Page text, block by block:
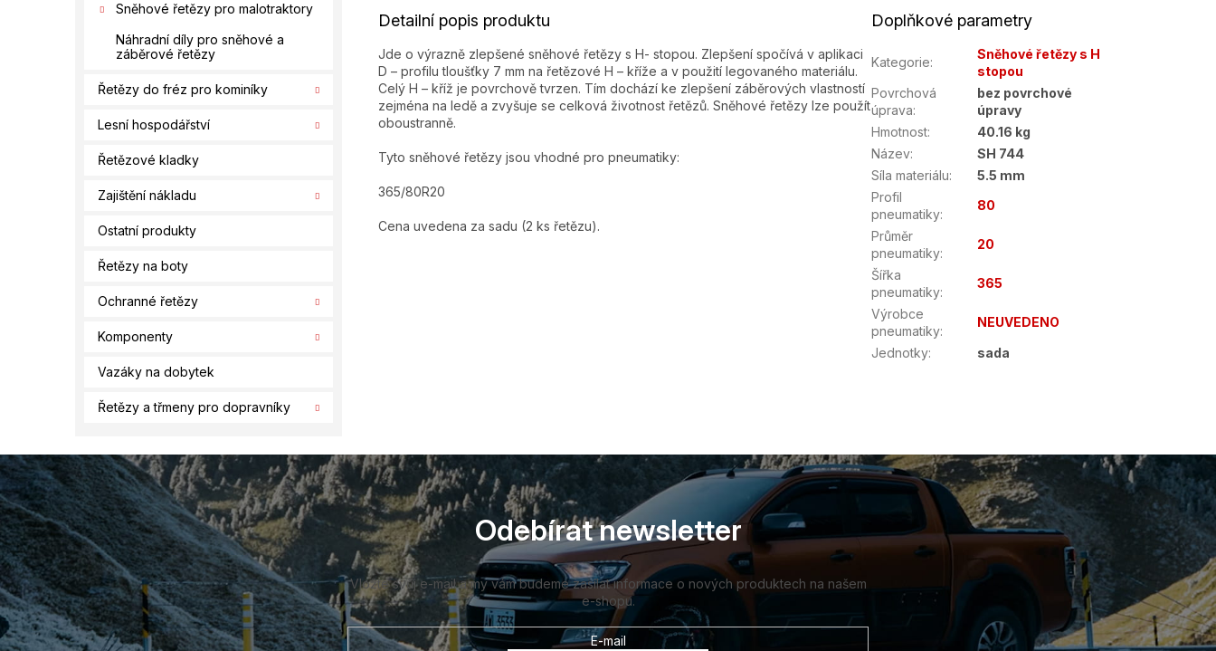
Sněhové řetězy pro malotraktory
Náhradní díly pro sněhové a
záběrové řetězy
Řetězy do fréz pro kominíky
Lesní hospodářství
Řetězové kladky
Zajištění nákladu
Ostatní produkty
Řetězy na boty
Ochranné řetězy
Komponenty
Vazáky na dobytek
Řetězy a třmeny pro dopravníky
Detailní popis produktu
Jde o výrazně zlepšené sněhové řetězy s H- stopou. Zlepšení spočívá v aplikaci
D – profilu tloušťky 7 mm na řetězové H – kříže a v použití legovaného materiálu.
Celý H – kříž je povrchově tvrzen. Tím dochází ke zlepšení záběrových vlastností
zejména na ledě a zvyšuje se celková životnost řetězů. Sněhové řetězy lze použít
oboustranně.
Tyto sněhové řetězy jsou vhodné pro pneumatiky:
365/80R20
Cena uvedena za sadu (2 ks řetězu).
Doplňkové parametry
Kategorie:
Sněhové řetězy s H
stopou
Povrchová
úprava:
bez povrchové
úpravy
Hmotnost:
40.16 kg
Název:
SH 744
Síla materiálu:
5.5 mm
Profil
pneumatiky:
80
Průměr
pneumatiky:
20
Šířka
pneumatiky:
365
Výrobce
pneumatiky:
NEUVEDENO
Jednotky: sada
Z
á
p
a
t
í
Odebírat newsletter
Vložte svůj e-mail a my vám budeme zasílat informace o nových produktech na našem
e-shopu.
E-mail